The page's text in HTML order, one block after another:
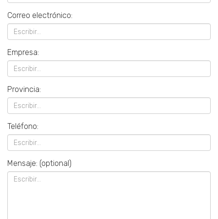
Correo electrónico:
Empresa:
Provincia:
Teléfono:
Mensaje: (optional)